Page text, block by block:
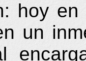
hoy
un